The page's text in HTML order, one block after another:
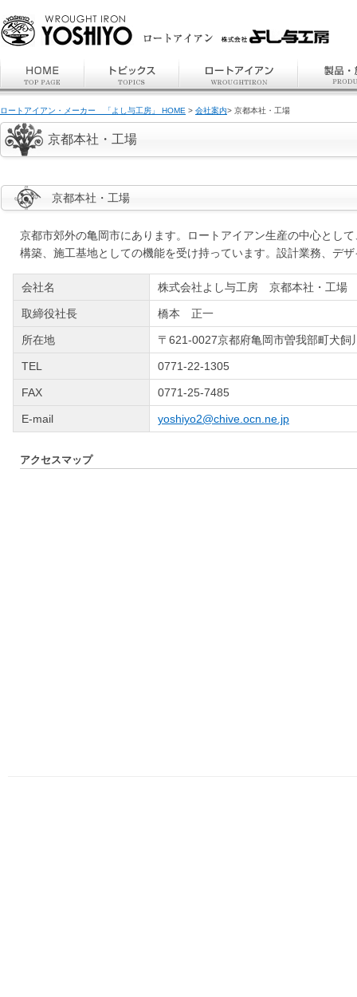
ロートアイアン・メーカー 「よし与工房」 HOME > 会社案内> 京都本社・工場
京都本社・工場
京都本社・工場
京都市郊外の亀岡市にあります。 ロートアイアン生産の中心とし
構築、施工基地としての機能を受け持っています。設計業務、デ
会社名 株式会社よし与工房 京都本社・工場
取締役社長 橋本 正一
所在地 〒621-0027京都府亀岡市曽我部町犬飼
TEL 0771-22-1305
FAX 0771-25-7485
E-mail yoshiyo2@chive.ocn.ne.jp
アクセスマップ